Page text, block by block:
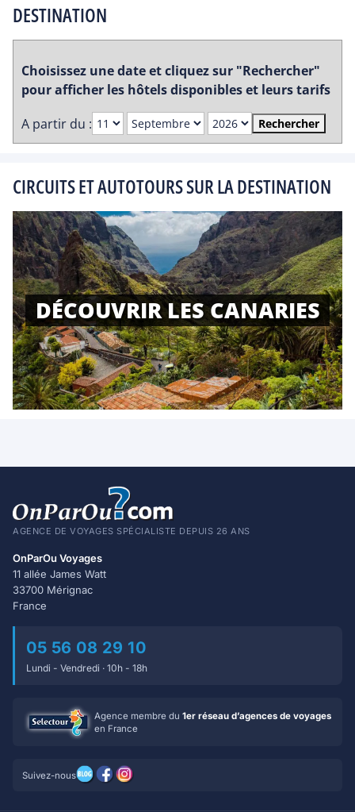
DESTINATION
Choisissez une date et cliquez sur "Rechercher"
pour afficher les hôtels disponibles et leurs tarifs
A partir du :
Rechercher
CIRCUITS ET AUTOTOURS SUR LA DESTINATION
DÉCOUVRIR LES CANARIES
AGENCE DE VOYAGES SPÉCIALISTE DEPUIS 26 ANS
OnParOu Voyages
11 allée James Watt
33700 Mérignac
France
05 56 08 29 10
Lundi - Vendredi · 10h - 18h
Agence membre du 1er réseau d’agences de voyages
en France
Suivez-nous